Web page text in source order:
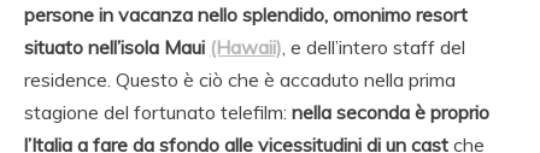
persone in vacanza nello splendido, omonimo resort
situato nell’isola Maui (Hawaii) , e dell’intero staff del
residence. Questo è ciò che è accaduto nella prima
stagione del fortunato telefilm: nella seconda è proprio
l’Italia a fare da sfondo alle vicessitudini di un cast che